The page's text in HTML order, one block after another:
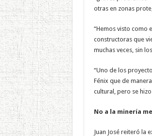
otras en zonas
“Hemos visto como
constructoras que
muchas veces, sin
“Uno de los
Fénix que de
cultural, pero se
No a la minería
Juan José reiteró la